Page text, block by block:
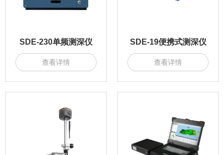
SDE-230单频测深仪
查看详情
SDE-19便携式测深仪
查看详情